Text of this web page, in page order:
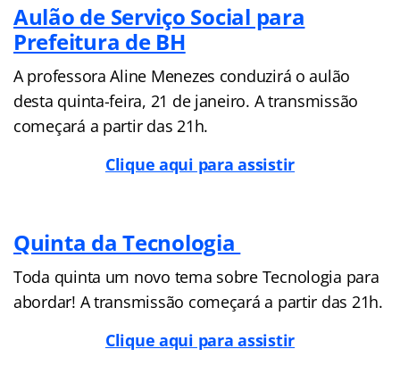
Aulão de Serviço Social para
Prefeitura de BH
A professora Aline Menezes conduzirá o aulão
desta quinta-feira, 21 de janeiro. A transmissão
começará a partir das 21h.
Clique aqui para assistir
Quinta da Tecnologia
Toda quinta um novo tema sobre Tecnologia para
abordar! A transmissão começará a partir das 21h.
Clique aqui para assistir